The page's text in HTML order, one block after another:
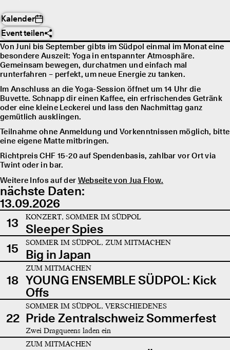
Kalender
Event teilen
Von Juni bis September gibts im Südpol einmal im Monat eine
besondere Auszeit: Yoga in entspannter Atmosphäre.
Gemeinsam bewegen, durchatmen und einfach mal
runterfahren – perfekt, um neue Energie zu tanken.
Im Anschluss an die Yoga-Session öffnet um 14 Uhr die
Buvette. Schnapp dir einen Kaffee, ein erfrischendes Getränk
oder eine kleine Leckerei und lass den Nachmittag ganz
gemütlich ausklingen.
Teilnahme ohne Anmeldung und Vorkenntnissen möglich, bitte
eine eigene Matte mitbringen.
Richtpreis CHF 15-20 auf Spendenbasis, zahlbar vor Ort via
Twint oder in bar.
Weitere Infos auf der Webseite von Jua Flow.
nächste Daten:
13.09.2026
13
KONZERT, SOMMER IM SÜDPOL
Sleeper Spies
15
SOMMER IM SÜDPOL, ZUM MITMACHEN
Big in Japan
18
ZUM MITMACHEN
YOUNG ENSEMBLE SÜDPOL: Kick
Offs
22
SOMMER IM SÜDPOL, VERSCHIEDENES
Pride Zentralschweiz Sommerfest
Zwei Dragqueens laden ein
ZUM MITMACHEN